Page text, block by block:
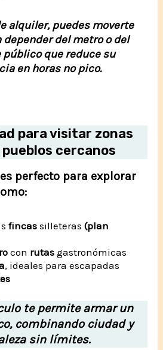
alquiler, puedes moverte
del metro o del
que reduce su
en horas no pico.
para visitar zonas
cercanos
perfecto para explorar
fincassilleteras (plan
con rutas gastronómicas
, ideales para escapadas
te permite armar un
combinando ciudad y
sin límites.